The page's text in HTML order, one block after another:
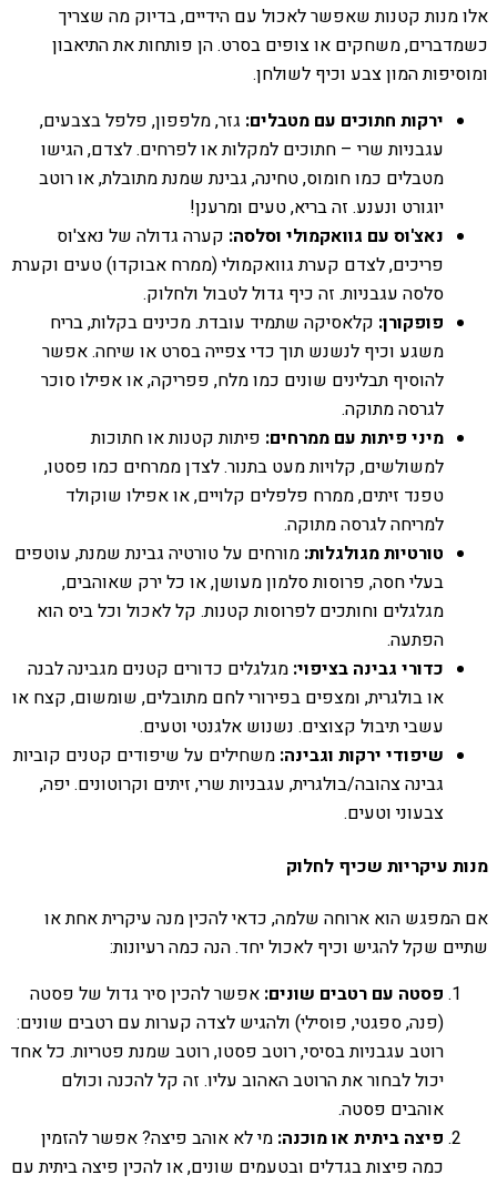
אלו מנות קטנות שאפשר לאכול עם הידיים, בדיוק מה שצריך
כשמדברים, משחקים או צופים בסרט. הן פותחות את התיאבון
ומוסיפות המון צבע וכיף לשולחן.
ירקות חתוכים עם מטבלים: גזר, מלפפון, פלפל בצבעים,
עגבניות שרי – חתוכים למקלות או לפרחים. לצדם, הגישו
מטבלים כמו חומוס, טחינה, גבינת שמנת מתובלת, או רוטב
יוגורט ונענע. זה בריא, טעים ומרענן!
נאצ'וס עם גוואקמולי וסלסה: קערה גדולה של נאצ'וס
פריכים, לצדם קערת גוואקמולי (ממרח אבוקדו) טעים וקערת
סלסה עגבניות. זה כיף גדול לטבול ולחלוק.
פופקורן: קלאסיקה שתמיד עובדת. מכינים בקלות, בריח
משגע וכיף לנשנש תוך כדי צפייה בסרט או שיחה. אפשר
להוסיף תבלינים שונים כמו מלח, פפריקה, או אפילו סוכר
לגרסה מתוקה.
מיני פיתות עם ממרחים: פיתות קטנות או חתוכות
למשולשים, קלויות מעט בתנור. לצדן ממרחים כמו פסטו,
טפנד זיתים, ממרח פלפלים קלויים, או אפילו שוקולד
למריחה לגרסה מתוקה.
טורטיות מגולגלות: מורחים על טורטיה גבינת שמנת, עוטפים
בעלי חסה, פרוסות סלמון מעושן, או כל ירק שאוהבים,
מגלגלים וחותכים לפרוסות קטנות. קל לאכול וכל ביס הוא
הפתעה.
כדורי גבינה בציפוי: מגלגלים כדורים קטנים מגבינה לבנה
או בולגרית, ומצפים בפירורי לחם מתובלים, שומשום, קצח או
עשבי תיבול קצוצים. נשנוש אלגנטי וטעים.
שיפודי ירקות וגבינה: משחילים על שיפודים קטנים קוביות
גבינה צהובה/בולגרית, עגבניות שרי, זיתים וקרוטונים. יפה,
צבעוני וטעים.
מנות עיקריות שכיף לחלוק
אם המפגש הוא ארוחה שלמה, כדאי להכין מנה עיקרית אחת או
שתיים שקל להגיש וכיף לאכול יחד. הנה כמה רעיונות:
פסטה עם רטבים שונים: אפשר להכין סיר גדול של פסטה
(פנה, ספגטי, פוסילי) ולהגיש לצדה קערות עם רטבים שונים:
רוטב עגבניות בסיסי, רוטב פסטו, רוטב שמנת פטריות. כל אחד
יכול לבחור את הרוטב האהוב עליו. זה קל להכנה וכולם
אוהבים פסטה.
פיצה ביתית או מוכנה: מי לא אוהב פיצה? אפשר להזמין
כמה פיצות בגדלים ובטעמים שונים, או להכין פיצה ביתית עם